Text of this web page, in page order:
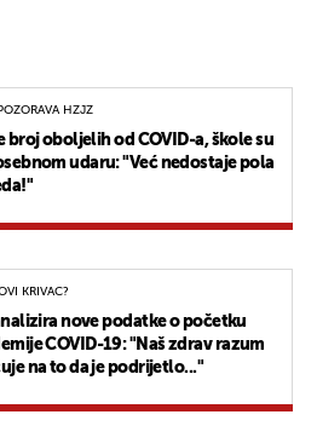
HZJZ
broj oboljelih od COVID-a, škole su
udaru: "Već nedostaje pola
KRIVAC?
nove podatke o početku
COVID-19: "Naš zdrav razum
na to da je podrijetlo..."